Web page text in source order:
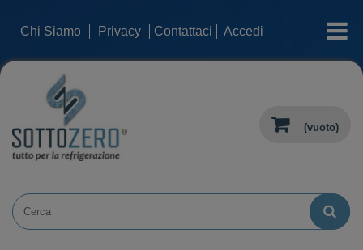
Chi Siamo Privacy Contattaci Accedi categorie
(vuoto)